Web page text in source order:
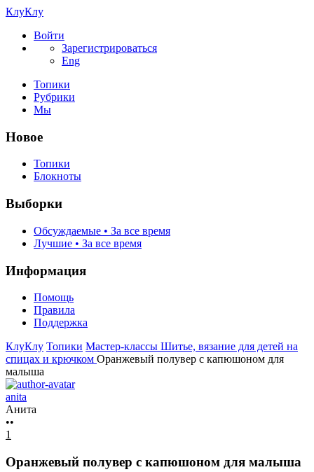
КлуКлу
Войти
Зарегистрироваться
Eng
Топики
Рубрики
Мы
Новое
Топики
Блокноты
Выборки
Обсуждаемые • За все время
Лучшие • За все время
Информация
Помощь
Правила
Поддержка
КлуКлу Топики Мастер-классы Шитье, вязание для детей на
спицах и крючком Оранжевый полувер с капюшоном для
малыша
anita
Анита
••
1
Оранжевый полувер с капюшоном для малыша